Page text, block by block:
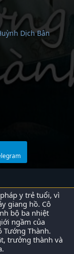
Dịch Bân
y trẻ tuổi, vì
giang hồ. Cô
bộ ba nhiệt
ngầm của
Tướng Thành.
trưởng thành và